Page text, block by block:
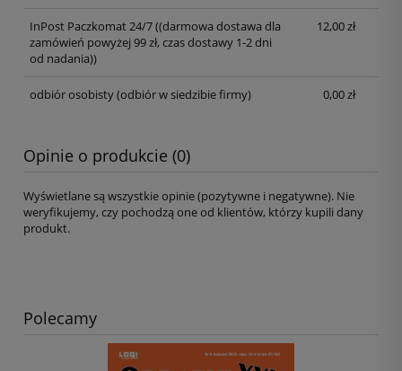
InPost Paczkomat 24/7((darmowa dostawa dla
zamówień powyżej 99 zł, czas dostawy 1-2 dni
od nadania))
12,00 zł
odbiór osobisty(odbiór w siedzibie firmy) 0,00 zł
Opinie o produkcie (0)
Wyświetlane są wszystkie opinie (pozytywne i negatywne). Nie
weryfikujemy, czy pochodzą one od klientów, którzy kupili dany
produkt.
Polecamy